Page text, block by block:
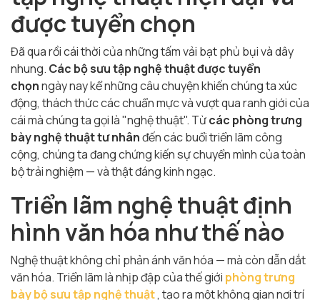
được tuyển chọn
Đã qua rồi cái thời của những tấm vải bạt phủ bụi và dây
nhung. Các bộ sưu tập nghệ thuật được tuyển
chọnngày nay kể những câu chuyện khiến chúng ta xúc
động, thách thức các chuẩn mực và vượt qua ranh giới của
cái mà chúng ta gọi là "nghệ thuật". Từcác phòng trưng
bày nghệ thuật tư nhânđến các buổi triển lãm công
cộng, chúng ta đang chứng kiến ​​sự chuyển mình của toàn
bộ trải nghiệm — và thật đáng kinh ngạc.
Triển lãm nghệ thuật định
hình văn hóa như thế nào
Nghệ thuật không chỉ phản ánh văn hóa — mà còn dẫn dắt
văn hóa. Triển lãm là nhịp đập của thế giới phòng trưng
bày bộ sưu tập nghệ thuật, tạo ra một không gian nơi trí